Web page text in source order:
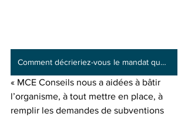
Comment décrieriez-vous le mandat que MCE Conseils a effectué pour le Rempart?
« MCE Conseils nous a aidées à bâtir
l’organisme, à tout mettre en place, à
remplir les demandes de subventions